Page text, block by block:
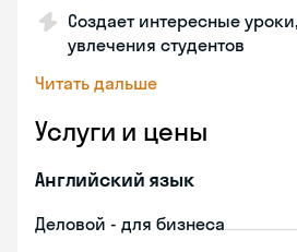
Создает интересные
увлечения студентов
Читать дальше
Услуги и цены
Английский язык
Деловой - для бизнеса